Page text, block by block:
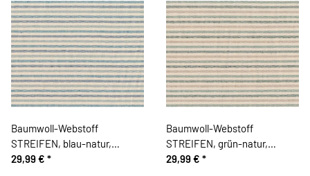
Baumwoll-Webstoff
STREIFEN, blau-natur,
Acufactum
29,99 € *
Baumwoll-Webstoff
STREIFEN, grün-natur,
Acufactum
29,99 € *